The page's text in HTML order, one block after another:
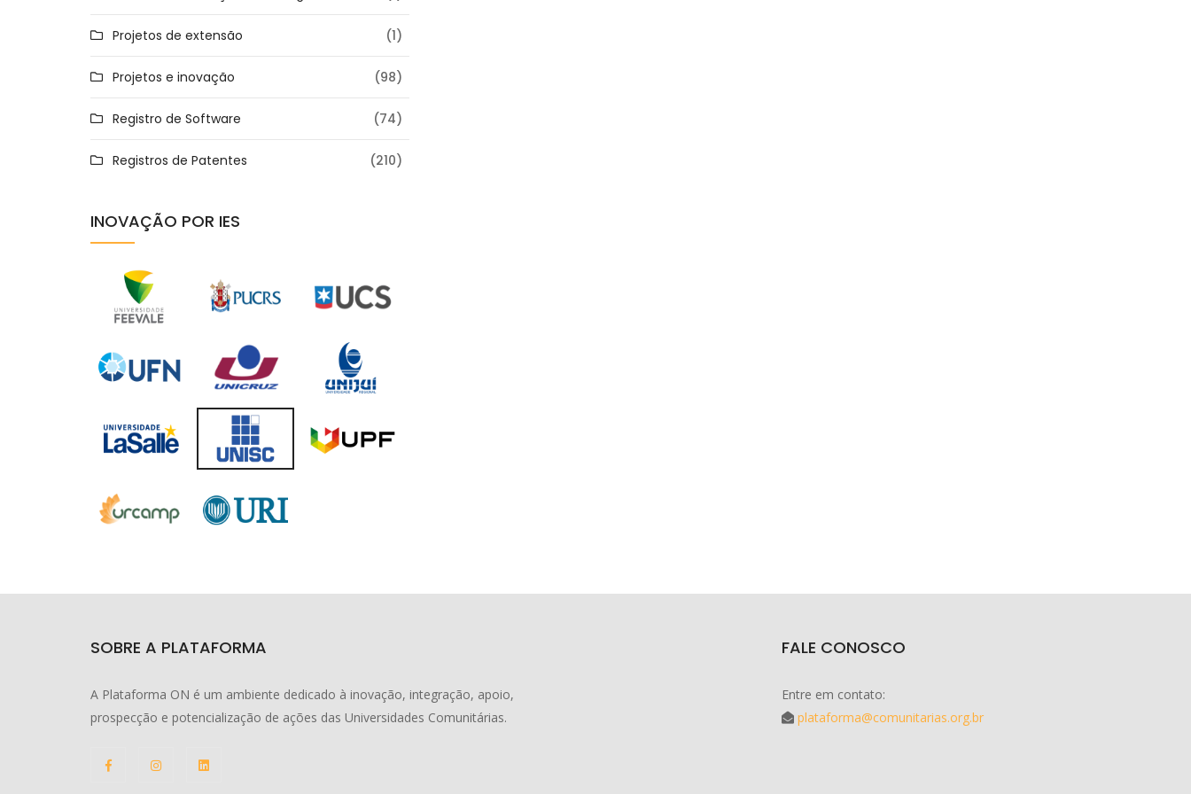
Projetos de extensão (1)
Projetos e inovação (98)
Registro de Software (74)
Registros de Patentes (210)
INOVAÇÃO POR IES
SOBRE A PLATAFORMA
A Plataforma ON é um ambiente dedicado à inovação, integração, apoio,
prospecção e potencialização de ações das Universidades Comunitárias.
FALE CONOSCO
Entre em contato:
plataforma@comunitarias.org.br